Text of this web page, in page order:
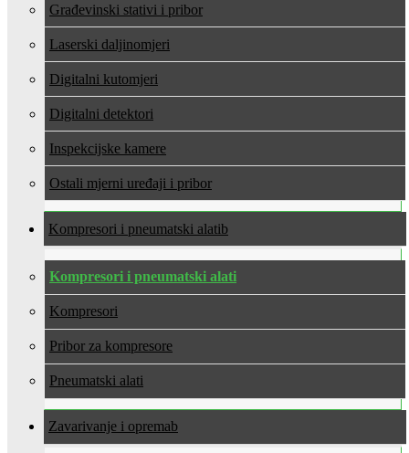
Građevinski stativi i pribor
Laserski daljinomjeri
Digitalni kutomjeri
Digitalni detektori
Inspekcijske kamere
Ostali mjerni uređaji i pribor
Kompresori i pneumatski alati
Kompresori i pneumatski alati
Kompresori
Pribor za kompresore
Pneumatski alati
Zavarivanje i oprema